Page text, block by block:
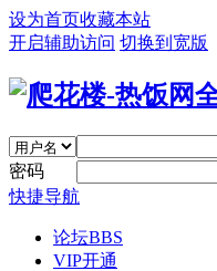
设为首页收藏本站
开启辅助访问 切换到宽版
密码
快捷导航
论坛BBS
VIP开通